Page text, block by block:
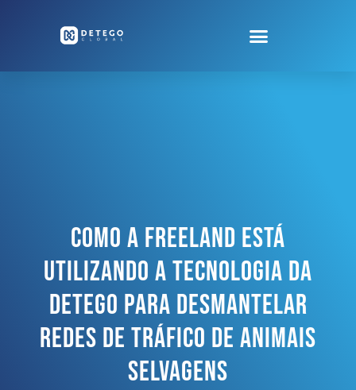
Como A Freeland Está
Utilizando A Tecnologia Da
Detego Para Desmantelar
Redes De Tráfico De Animais
Selvagens